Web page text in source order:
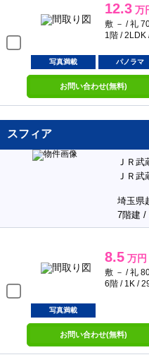
12.3 万
敷 － / 礼
1階 / 2LDK
写真満載 パノラマ
お問い合わせ(無料)
スフィア
ＪＲ
ＪＲ
埼玉県
7階建 /
8.5 万円
敷 － / 礼
6階 / 1K /
写真満載
お問い合わせ(無料)